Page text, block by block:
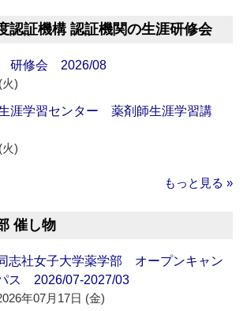
認証機構 認証機関の生涯研修会
研修会 2026/08
)
涯学習センター 薬剤師生涯学習講
)
もっと見る »
催し物
志社女子大学薬学部 オープンキャン
ス 2026/07-2027/03
年07月17日 (金)